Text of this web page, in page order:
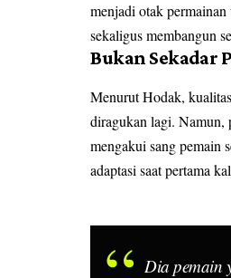
menjadi otak
sekaligus membangun
Bukan Sekadar
Menurut Hodak,
diragukan lagi. Namun,
mengakui sang pemain
adaptasi saat pertama
Dia pemain